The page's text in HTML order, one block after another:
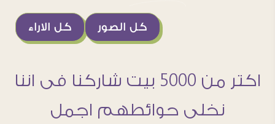
كل الاراء كل الصور
اكتر من 5000 بيت شاركنا فى اننا
نخلى حوائطهم اجمل